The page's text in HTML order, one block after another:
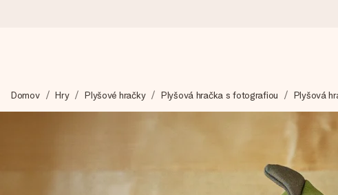
Váš darček starostlivo vyrobíme a bleskovo odošleme – aby ste ho
Naše darčeky inšpirujú. Zákazníci nás na Google Reviews hodnotia
Domov Hry Plyšové hračky Plyšová hračka s fotografiou Plyšová